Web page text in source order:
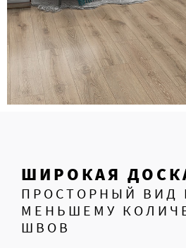
ШИРОКАЯ
ПРОСТОРНЫЙ ВИД
МЕНЬШЕМУ
ШВОВ